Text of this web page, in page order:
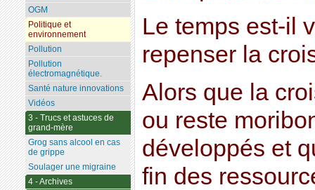
Le temps est-il
repenser la
Alors que la
ou reste
développés et
fin des
OGM
Politique et
environnement
Pollution
Pollution
électromagnétique.
Santé nature innovations
Vidéos
3 - Trucs et astuces de
grand-mère
Grog sans alcool en cas
de grippe
Soulager une migraine
4 - Archives